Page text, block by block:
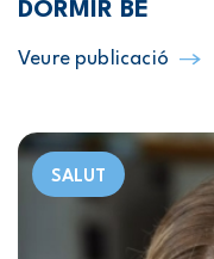
DORMIR BÉ
Veure publicació
SALUT